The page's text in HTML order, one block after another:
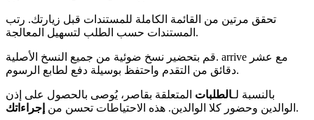
تحقق مرتين من القائمة الكاملة للمستندات قبل زيارتك. رتب
المستندات حسب الطلب لتسهيل المعالجة.
قم بتحضير نسخ ضوئية من جميع النسخ الأصلية. arrive مع عشر
دقائق من التقدم واحتفظ بوسيلة دفع لطابع الرسوم.
بالنسبة لـالطلبات المتعلقة بقاصر، يُوصى بالحصول على إذن
الوالدين وحضور كلا الوالدين. هذه الاحتياطات تحسن من إجراءاتك .